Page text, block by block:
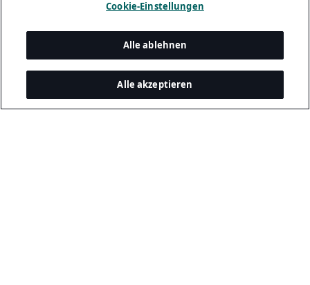
Cookie-Einstellungen
Alle ablehnen
Alle akzeptieren